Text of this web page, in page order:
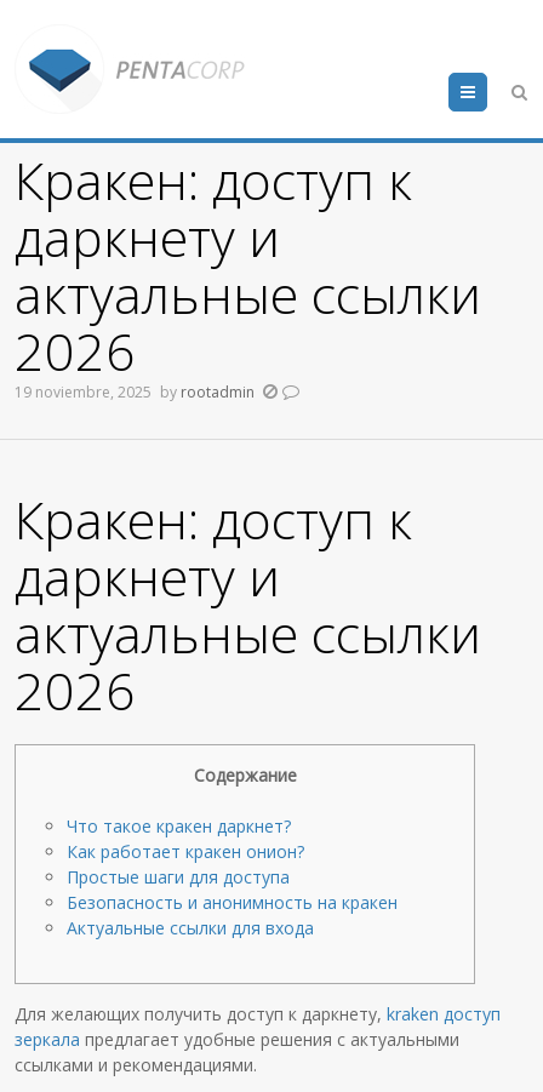
Menu
Кракен: доступ к
даркнету и
актуальные ссылки
2026
19 noviembre, 2025 by rootadmin
Кракен: доступ к
даркнету и
актуальные ссылки
2026
Содержание
Что такое кракен даркнет?
Как работает кракен онион?
Простые шаги для доступа
Безопасность и анонимность на кракен
Актуальные ссылки для входа
Для желающих получить доступ к даркнету,kraken доступ
зеркала предлагает удобные решения с актуальными
ссылками и рекомендациями.